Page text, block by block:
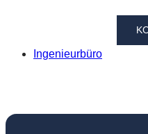
Ingenieurbüro